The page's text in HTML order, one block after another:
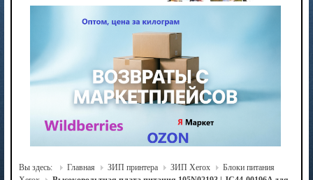
Вы здесь: Главная ЗИП принтера ЗИП Xerox
Блоки питания